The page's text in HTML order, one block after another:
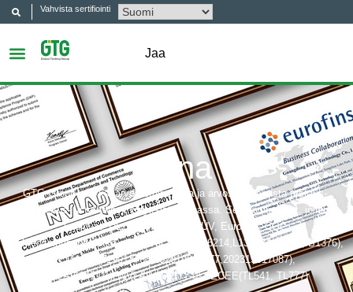
Vahvista sertifiointi
Jaa
Kiina
GTG Group on yksi arvostetuimmista ja arvostetuimmista testaus-,
tarkastus- ja sertifiointiyrityksistä Kiinassa. Sertifiointielimet, joihin
kuuluvat: UL, ITS (Intertek), TÜV, Eurofins, CQC,
Akkreditointibobit, jotka sisältävät: CNAS(L6214,L13753,L18872,IB1376),
CMA(201819013768,202019014977,202319017087),
A2LA(6947.01), NVLAP(600177-0), IECEE(TL541, TL777)